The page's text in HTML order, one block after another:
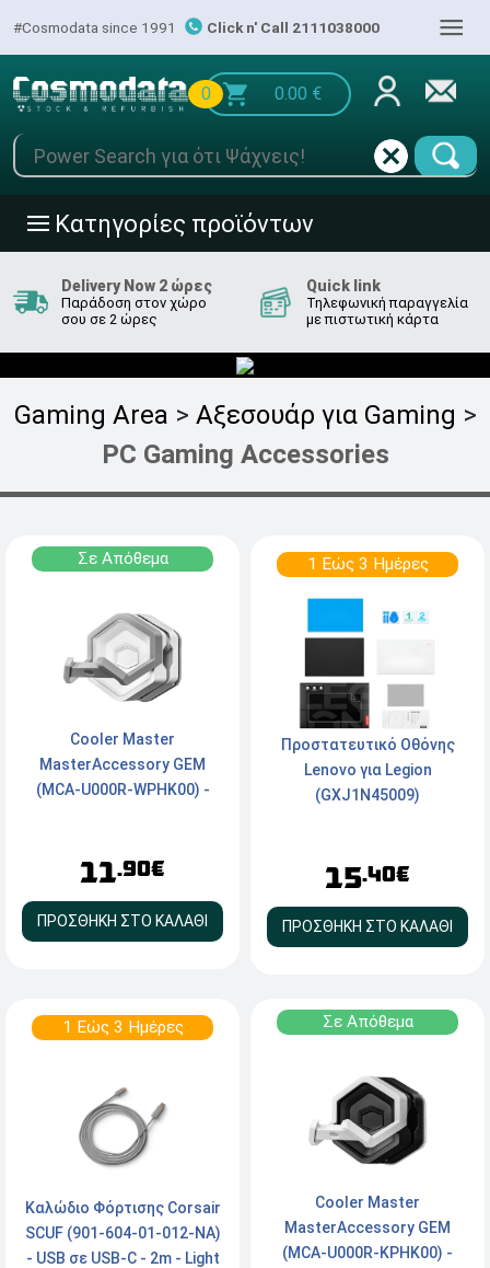
#Cosmodata since 1991 Click n' Call 2111038000 |||
0 0.00 €
||| Κατηγορίες προϊόντων
Delivery Now 2 ώρες
Παράδοση στον χώρο
σου σε 2 ώρες
Quick link
Τηλεφωνική παραγγελία
με πιστωτική κάρτα
Gaming Area > Αξεσουάρ για Gaming >
PC Gaming Accessories
Σε Απόθεμα
Cooler Master
MasterAccessory GEM
(MCA-U000R-WPHK00) -
11.90€
ΠΡΟΣΘΗΚΗ ΣΤΟ ΚΑΛΑΘΙ
1 Εώς 3 Ημέρες
Προστατευτικό Οθόνης
Lenovo για Legion
(GXJ1N45009)
15.40€
ΠΡΟΣΘΗΚΗ ΣΤΟ ΚΑΛΑΘΙ
1 Εώς 3 Ημέρες
Καλώδιο Φόρτισης Corsair
SCUF (901-604-01-012-NA)
- USB σε USB-C - 2m - Light
Σε Απόθεμα
Cooler Master
MasterAccessory GEM
(MCA-U000R-KPHK00) -